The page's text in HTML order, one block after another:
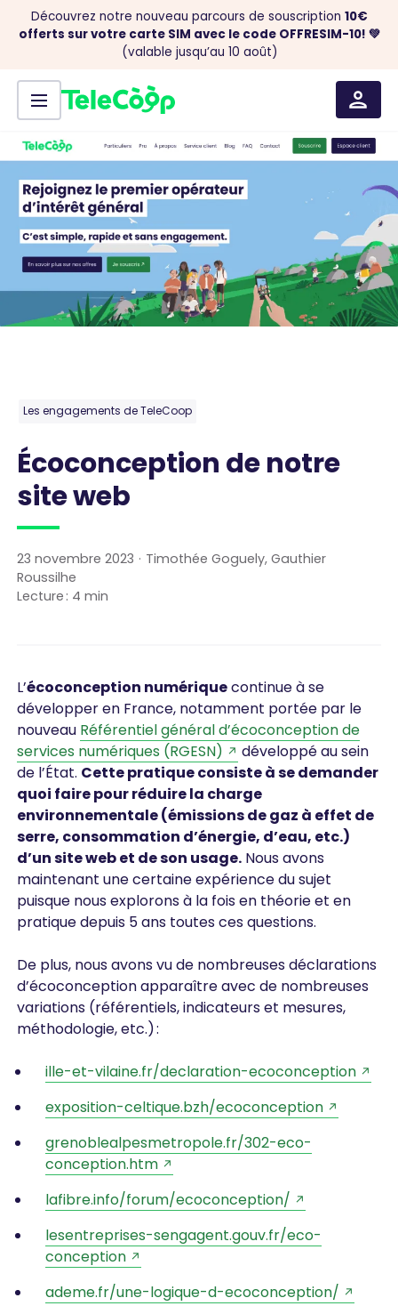
Découvrez notre nouveau parcours de souscription 10€
offerts sur votre carte SIM avec le code OFFRESIM-10! 💚
(valable jusqu’au 10 août)
Aller au contenu
Menu
Écoconception de notre
site web
Les engagements de TeleCoop
23 novembre 2023 · Timothée Goguely, Gauthier
Roussilhe
Lecture : 4min
L’écoconception numériquecontinue à se
développer en France, notamment portée par le
nouveau Référentiel général d’écoconception de
services numériques (RGESN)
développé au sein
de l’État. Cette pratique consiste à se demander
quoi faire pour réduire la charge
environnementale (émissions de gaz à effet de
serre, consommation d’énergie, d’eau, etc.)
d’un site web et de son usage. Nous avons
maintenant une certaine expérience du sujet
puisque nous explorons à la fois en théorie et en
pratique depuis 5 ans toutes ces questions.
De plus, nous avons vu de nombreuses déclarations
d’écoconception apparaître avec de nombreuses
variations (référentiels, indicateurs et mesures,
méthodologie, etc.) :
ille-et-vilaine.fr/declaration-ecoconception
exposition-celtique.bzh/ecoconception
grenoblealpesmetropole.fr/302-eco-
conception.htm
lafibre.info/forum/ecoconception/
lesentreprises-sengagent.gouv.fr/eco-
conception
ademe.fr/une-logique-d-ecoconception/